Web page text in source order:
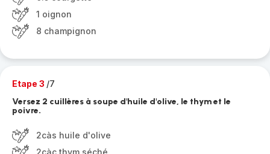
1 oignon
8 champignon
Etape 3 /7
Versez 2 cuillères à soupe d'huile d'olive, le thym et le
poivre.
2càs huile d'olive
2càc thym séché